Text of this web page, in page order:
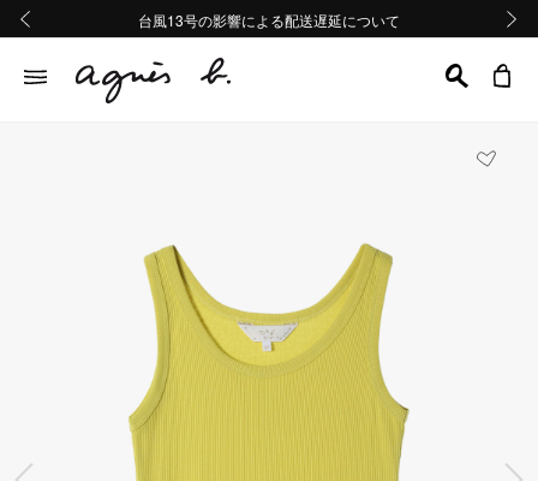
熊本地域地震の影響による配送遅延について
Summer Sale 2buy10%OFF!!
台風13号の影響による配送遅延について
熊本地域地震の影響による配送遅延について
Summer Sale 2buy10%OFF!!
前の画像